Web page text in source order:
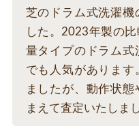
芝のドラム式洗濯機
した。2023年製の
量タイプのドラム式
でも人気があります
ましたが、動作状
まえて査定いたしま